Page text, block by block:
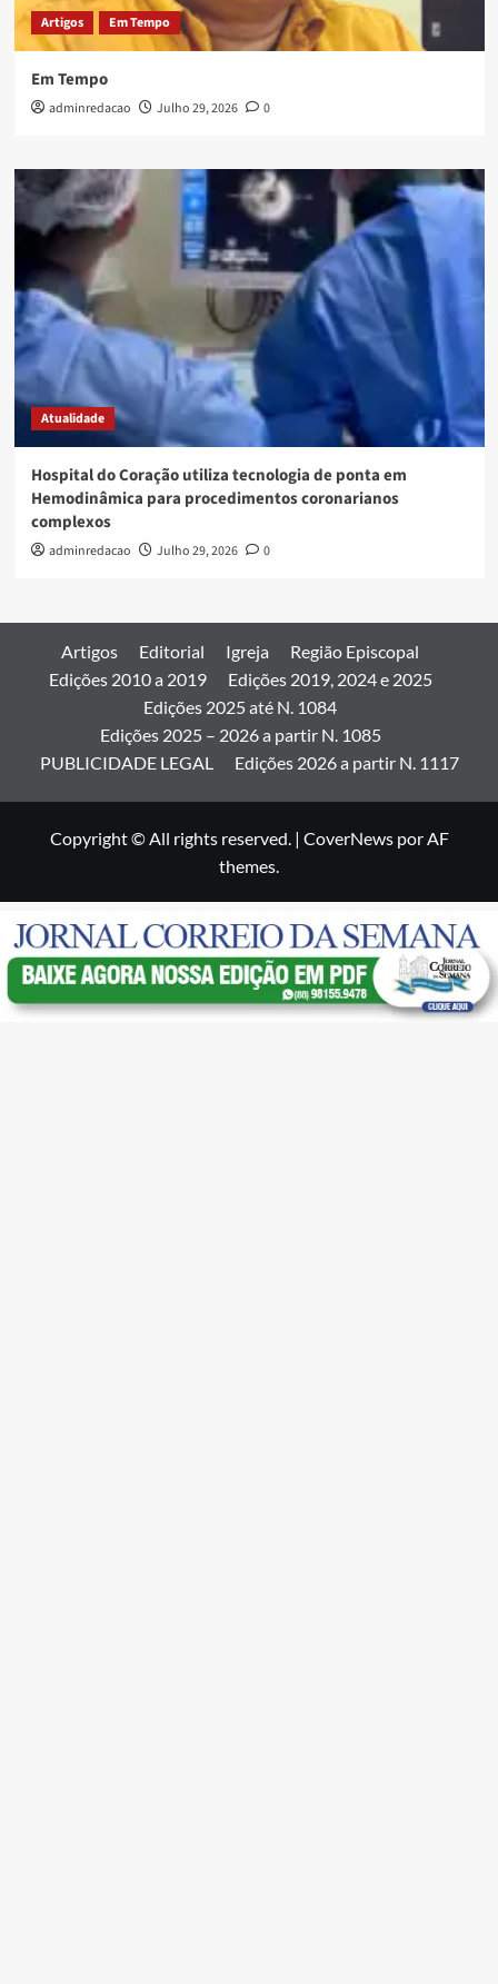
Artigos Em Tempo
Em Tempo
adminredacao Julho 29, 2026 0
Atualidade
Hospital do Coração utiliza tecnologia de ponta em
Hemodinâmica para procedimentos coronarianos
complexos
adminredacao Julho 29, 2026 0
Artigos Editorial Igreja
Região Episcopal
Edições 2010 a 2019
Edições 2019, 2024 e 2025
Edições 2025 até N. 1084
Edições 2025 – 2026 a partir N. 1085
PUBLICIDADE LEGAL
Edições 2026 a partir N. 1117
Copyright © All rights reserved. | CoverNewspor AF
themes.